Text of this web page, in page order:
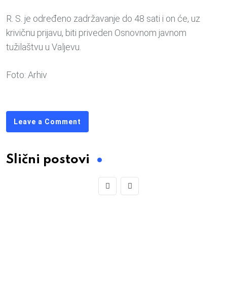
R. S. je određeno zadržavanje do 48 sati i on će, uz
krivičnu prijavu, biti priveden Osnovnom javnom
tužilaštvu u Valjevu.
Foto: Arhiv
Leave a Comment
Slični postovi